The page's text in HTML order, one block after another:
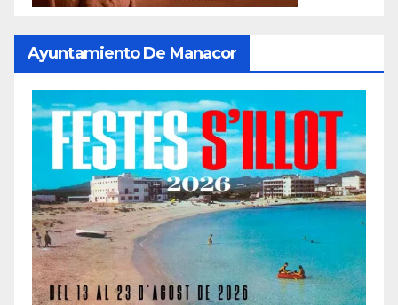
Ayuntamiento De Manacor